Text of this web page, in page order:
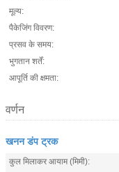
मूल्य:
पैकेजिंग विवरण:
प्रसव के समय:
भुगतान शर्तें:
आपूर्ति की क्षमता:
वर्णन
खनन डंप ट्रक
कुल मिलाकर आयाम (मिमी):